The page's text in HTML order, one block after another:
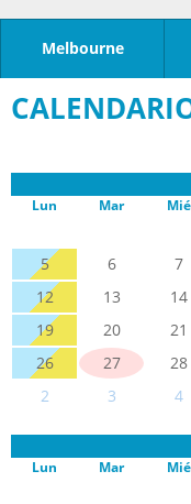
Melbourne
Lun Mar Mié
5
6 7
12
13 14
19
20 21
26
27 28
2
3 4
Lun Mar Mié